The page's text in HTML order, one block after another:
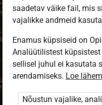
Vali,
eKool
saadetav väike fail, mis
vajalikke andmeid
Enamus küpsiseid on
Analüütilistest
sellisel juhul ei kasutata
arendamiseks. Loe
Nõustun vajalike,